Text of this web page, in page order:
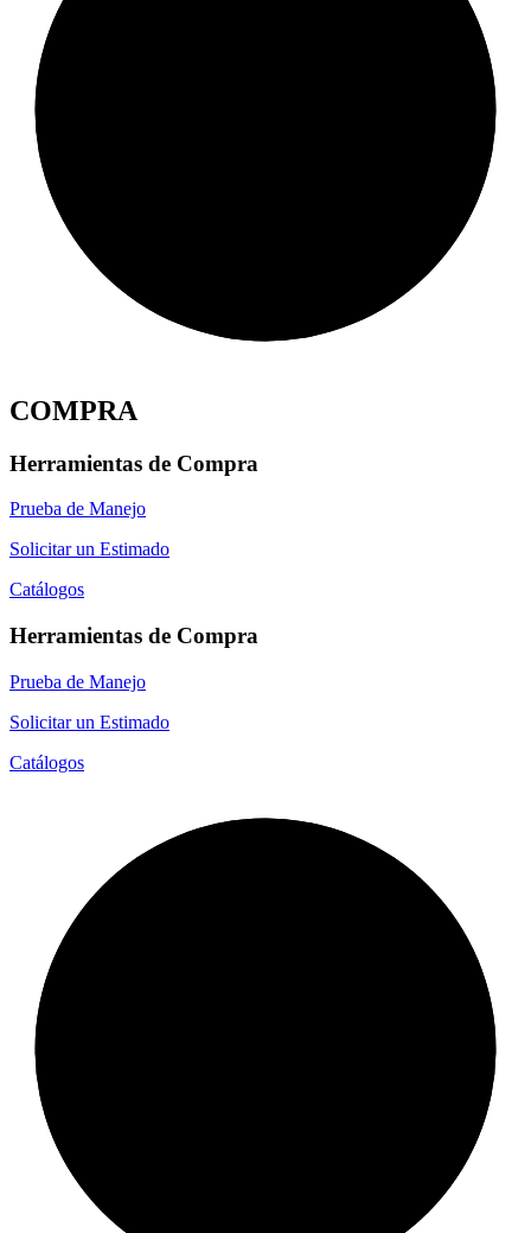
COMPRA
Herramientas de Compra
Prueba de Manejo
Solicitar un Estimado
Catálogos
Herramientas de Compra
Prueba de Manejo
Solicitar un Estimado
Catálogos